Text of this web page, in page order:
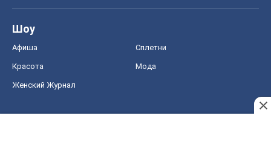
Шоу
Афиша Сплетни
Красота Мода
Женский Журнал